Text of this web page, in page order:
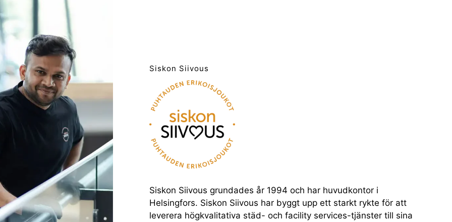
Siskon Siivous
Siskon Siivous grundades år 1994 och har huvudkontor i
Helsingfors. Siskon Siivous har byggt upp ett starkt rykte för att
leverera högkvalitativa städ- och facility services-tjänster till sina